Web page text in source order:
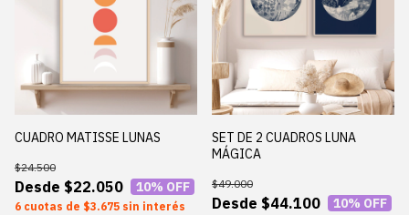
CUADRO MATISSE LUNAS
$22.050
$24.500
10% OFF
6 $3.675 sin interés
SET DE 2 CUADROS LUNA
MÁGICA
$44.100
$49.000
10% OFF